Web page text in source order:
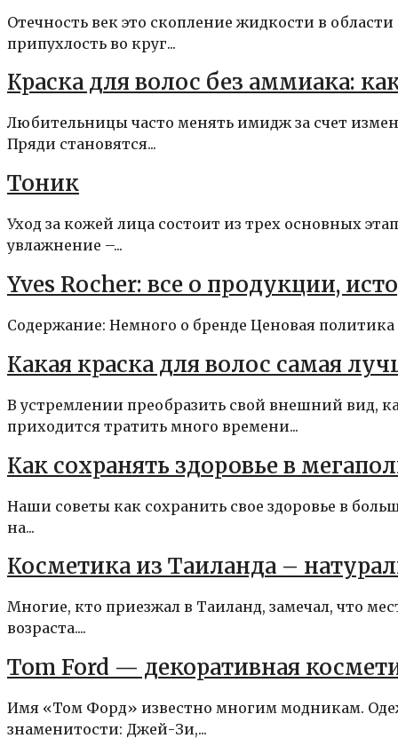
Отечность век это скопление жидкости в
припухлость во круг...
Краска для волос без аммиака:
Любительницы часто менять имидж за счет
Пряди становятся...
Тоник
Уход за кожей лица состоит из трех основных
увлажнение –...
Yves Rocher: все о продукции,
Содержание: Немного о бренде Ценовая
Какая краска для волос самая
В устремлении преобразить свой внешний вид,
приходится тратить много времени...
Как сохранять здоровье в
Наши советы как сохранить свое здоровье в
на...
Косметика из Таиланда –
Многие, кто приезжал в Таиланд, замечал, что
возраста....
Tom Ford — декоративная
Имя «Том Форд» известно многим модникам.
знаменитости: Джей-Зи,...